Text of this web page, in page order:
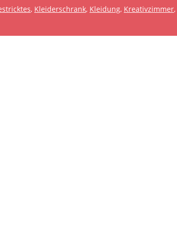
, Kleiderschrank, Kleidung, Kreativzimmer,